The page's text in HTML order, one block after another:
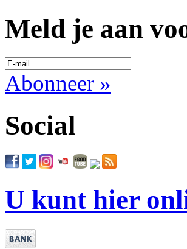
Meld je aan
Abonneer »
Social
U kunt hier